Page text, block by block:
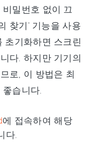
밀번호 없이 끄
찾기' 기능을 사용
초기화하면 스크린
다. 하지만 기기의
로, 이 방법은 최
습니다.
에 접속하여 해당
다.